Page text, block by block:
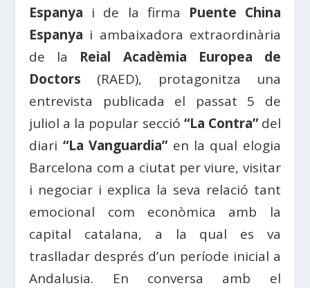
Espanya i de la firma Puente China
Espanya i ambaixadora extraordinària
de la Reial Acadèmia Europea de
Doctors (RAED), protagonitza una
entrevista publicada el passat 5 de
juliol a la popular secció “La Contra”del
diari “La Vanguardia”en la qual elogia
Barcelona com a ciutat per viure, visitar
i negociar i explica la seva relació tant
emocional com econòmica amb la
capital catalana, a la qual es va
traslladar després d’un període inicial a
Andalusia. En conversa amb el